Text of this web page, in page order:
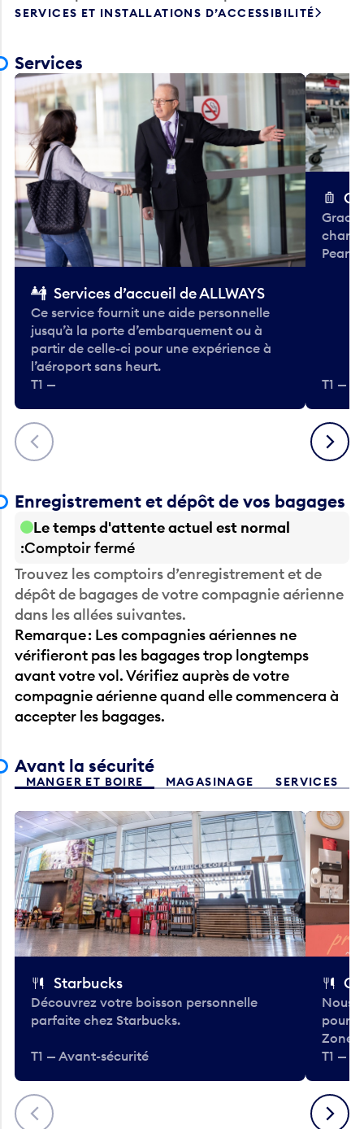
SERVICES ET INSTALLATIONS D’ACCESSIBILITÉ
Services
Précédent
Services d’accueil de ALLWAYS
Ce service fournit une aide personnelle
jusqu’à la porte d’embarquement ou à
partir de celle-ci pour une expérience à
l’aéroport sans heurt.
T1 —
T1 —
Suivant
Enregistrement et dépôt de vos bagages
Le temps d'attente actuel est normal
Comptoir fermé
Trouvez les comptoirs d’enregistrement et de
dépôt de bagages de votre compagnie aérienne
dans les allées suivantes.
Remarque : Les compagnies aériennes ne
vérifieront pas les bagages trop longtemps
avant votre vol. Vérifiez auprès de votre
compagnie aérienne quand elle commencera à
accepter les bagages.
Avant la sécurité
MANGER ET BOIRE MAGASINAGE SERVICES
Précédent
Starbucks
Découvrez votre boisson personnelle
parfaite chez Starbucks.
T1 — Avant-sécurité
Nous
pour
Zone.
T1 —
Suivant